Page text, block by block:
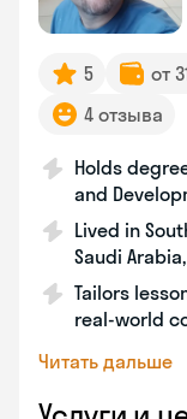
5 от
4 отзыва
Holds
and
Lived in
Saudi
Tailors
real-world
Читать дальше